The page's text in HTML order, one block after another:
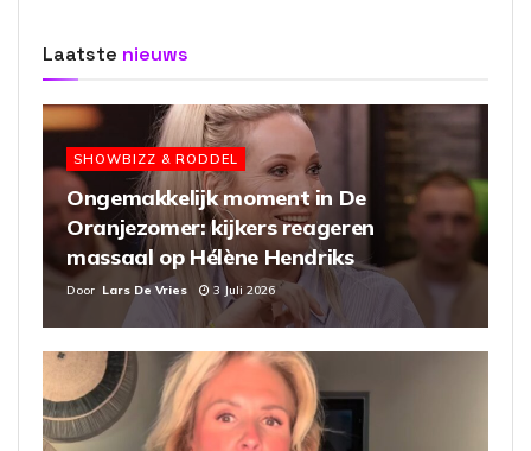
Laatste nieuws
SHOWBIZZ & RODDEL
Ongemakkelijk moment in De
Oranjezomer: kijkers reageren
massaal op Hélène Hendriks
Door Lars De Vries 3 Juli 2026